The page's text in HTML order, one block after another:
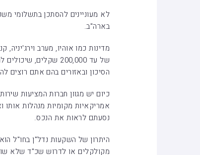
לא מעוניינים להסתכן בתשלומי
בארה"ב.
מדינות כמו אוהיו, מערב וירג'יניה,
הסיכון ובאזורים בהם אתם רוצים
כיום יש מגוון חברות המציעות
אמריקאיות מקומיות מנהלות
נסעתם לראות את הנכס.
היתרון של השקעות נדל"ן בחו"ל
מקולקלים או לדרוש שכ"ד שלא